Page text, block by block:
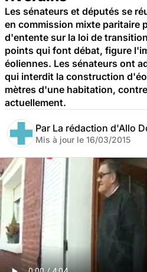
Les sénateurs et députés se
en commission mixte paritaire
d'entente sur la loi de
points qui font débat, figure
éoliennes. Les sénateurs ont
qui interdit la construction
mètres d'une habitation,
actuellement.
Par La rédaction d'Allo
Mis à jour le 16/03/2015